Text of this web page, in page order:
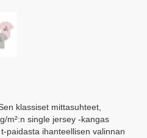
klassiset mittasuhteet,
m²:n single jersey -kangas
paidasta ihanteellisen valinnan